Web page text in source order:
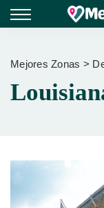
Mejores Zonas >